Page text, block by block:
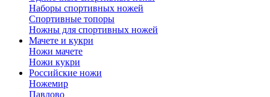
Наборы спортивных ножей
Спортивные топоры
Ножны для спортивных ножей
Мачете и кукри
Ножи мачете
Ножи кукри
Российские ножи
Ножемир
Павлово